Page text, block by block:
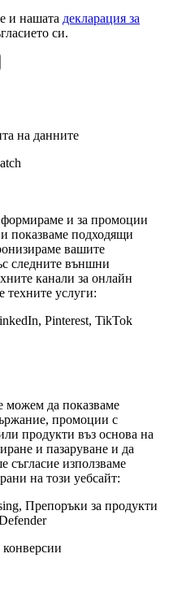
и нашата декларация за
си.
на данните
и за промоции
показваме подходящи
вашите
следните външни
канали за онлайн
техните услуги:
Pinterest, TikTok
можем да показваме
промоции с
продукти въз основа на
и пазаруване и да
съгласие използваме
на този уебсайт:
Препоръки за продукти